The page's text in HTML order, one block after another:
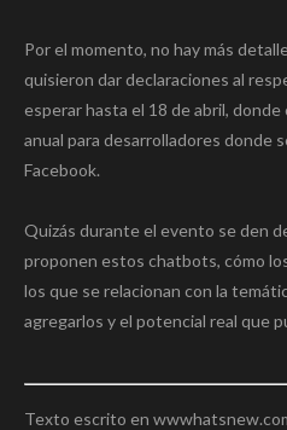
Por el momento, no hay más
quisieron dar declaraciones al
esperar hasta el 18 de abril, donde
anual para desarrolladores donde
Facebook.
Quizás durante el evento se den
proponen estos chatbots, cómo
los que se relacionan con la
agregarlos y el potencial real que
Texto escrito en